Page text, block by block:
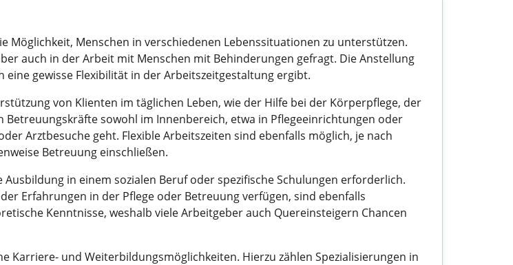
Möglichkeit, Menschen in verschiedenen Lebenssituationen zu unterstützen.
auch in der Arbeit mit Menschen mit Behinderungen gefragt. Die Anstellung
gewisse Flexibilität in der Arbeitszeitgestaltung ergibt.
von Klienten im täglichen Leben, wie der Hilfe bei der Körperpflege, der
sowohl im Innenbereich, etwa in Pflegeeinrichtungen oder
Arztbesuche geht. Flexible Arbeitszeiten sind ebenfalls möglich, je nach
Betreuung einschließen.
in einem sozialen Beruf oder spezifische Schulungen erforderlich.
Erfahrungen in der Pflege oder Betreuung verfügen, sind ebenfalls
Kenntnisse, weshalb viele Arbeitgeber auch Quereinsteigern Chancen
Karriere- und Weiterbildungsmöglichkeiten. Hierzu zählen Spezialisierungen in